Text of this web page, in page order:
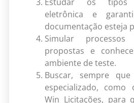
eletrônica e
documentação esteja
Simular
propostas e
ambiente de teste.
Buscar, sempre
especializado,
Win Licitações, para